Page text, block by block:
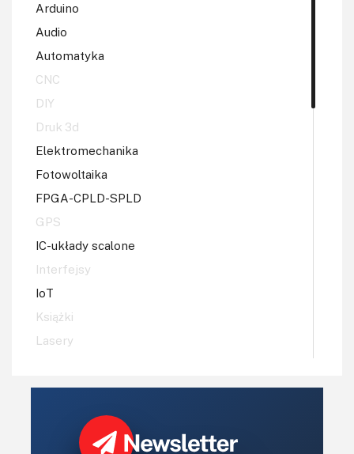
Arduino
Audio
Automatyka
CNC
DIY
Druk 3d
Elektromechanika
Fotowoltaika
FPGA-CPLD-SPLD
GPS
IC-układy scalone
Interfejsy
IoT
Książki
Lasery
Mechatronika